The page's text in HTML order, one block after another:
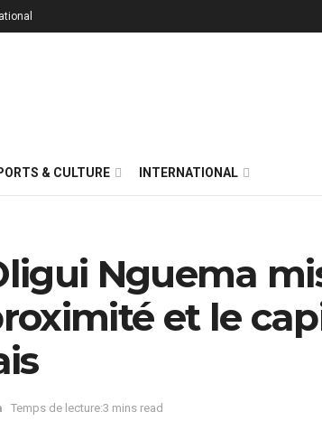
& CULTURE INTERNATIONAL
Nguema
et le
Temps de lecture:3 mins read